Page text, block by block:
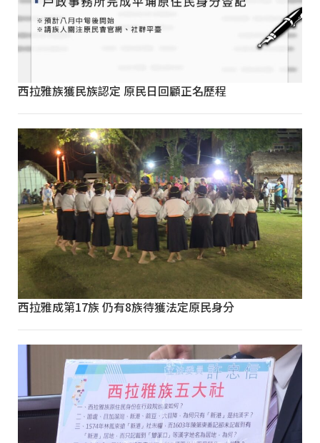
西拉雅族獲民族認定 原民日回顧正名歷程
西拉雅成第17族 仍有8族待獲法定原民身分